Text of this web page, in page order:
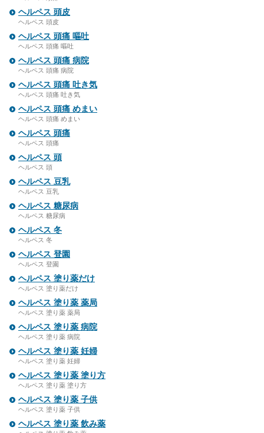
ヘルペス 頭皮
ヘルペス 頭皮
ヘルペス 頭痛 嘔吐
ヘルペス 頭痛 嘔吐
ヘルペス 頭痛 病院
ヘルペス 頭痛 病院
ヘルペス 頭痛 吐き気
ヘルペス 頭痛 吐き気
ヘルペス 頭痛 めまい
ヘルペス 頭痛 めまい
ヘルペス 頭痛
ヘルペス 頭痛
ヘルペス 頭
ヘルペス 頭
ヘルペス 豆乳
ヘルペス 豆乳
ヘルペス 糖尿病
ヘルペス 糖尿病
ヘルペス 冬
ヘルペス 冬
ヘルペス 登園
ヘルペス 登園
ヘルペス 塗り薬だけ
ヘルペス 塗り薬だけ
ヘルペス 塗り薬 薬局
ヘルペス 塗り薬 薬局
ヘルペス 塗り薬 病院
ヘルペス 塗り薬 病院
ヘルペス 塗り薬 妊婦
ヘルペス 塗り薬 妊婦
ヘルペス 塗り薬 塗り方
ヘルペス 塗り薬 塗り方
ヘルペス 塗り薬 子供
ヘルペス 塗り薬 子供
ヘルペス 塗り薬 飲み薬